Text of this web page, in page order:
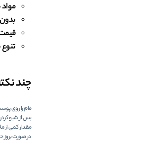
تنوع
چند
مام را روی
پس از شیو کردن، حداقل 24 ساعت صبر کنید
مقدار کمی از
در صورت